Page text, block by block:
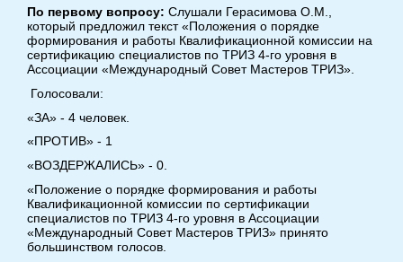
По первому вопросу: Слушали Герасимова О.М.,
который предложил текст «Положения о порядке
формирования и работы Квалификационной комиссии на
сертификацию специалистов по ТРИЗ 4-го уровня в
Ассоциации «Международный Совет Мастеров ТРИЗ».
Голосовали:
«ЗА» - 4 человек.
«ПРОТИВ» - 1
«ВОЗДЕРЖАЛИСЬ» - 0.
«Положение о порядке формирования и работы
Квалификационной комиссии по сертификации
специалистов по ТРИЗ 4-го уровня в Ассоциации
«Международный Совет Мастеров ТРИЗ» принято
большинством голосов.